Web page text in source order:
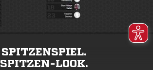
SPITZENSPIEL.
SPITZEN-LOOK.